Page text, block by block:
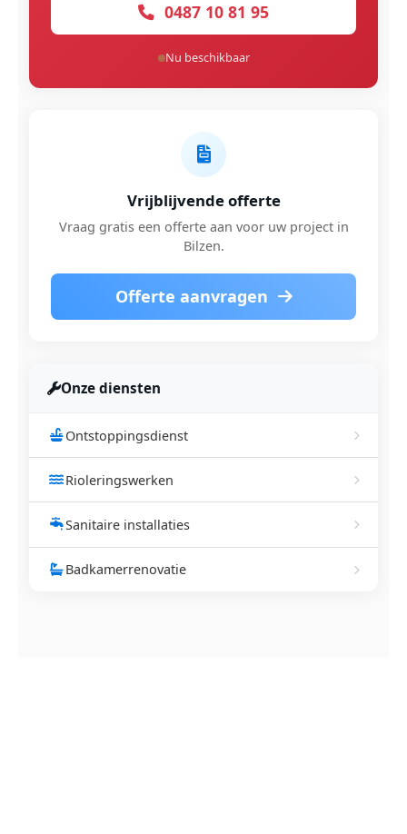
0487 10 81 95
Nu beschikbaar
Vrijblijvende offerte
Vraag gratis een offerte aan voor uw project in
Bilzen.
Offerte aanvragen
Onze diensten
Ontstoppingsdienst
Rioleringswerken
Sanitaire installaties
Badkamerrenovatie